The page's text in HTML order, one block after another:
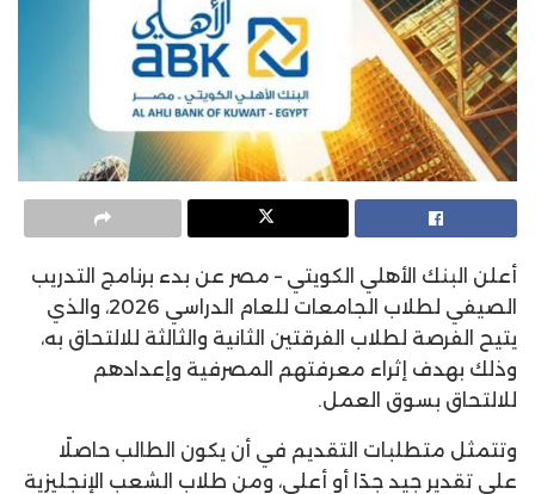
أعلن البنك الأهلي الكويتي – مصر عن بدء برنامج التدريب
الصيفي لطلاب الجامعات للعام الدراسي 2026، والذي
يتيح الفرصة لطلاب الفرقتين الثانية والثالثة للالتحاق به،
وذلك بهدف إثراء معرفتهم المصرفية وإعدادهم
للالتحاق بسوق العمل.
وتتمثل متطلبات التقديم في أن يكون الطالب حاصلًا
على تقدير جيد جدًا أو أعلى، ومن طلاب الشعب الإنجليزية